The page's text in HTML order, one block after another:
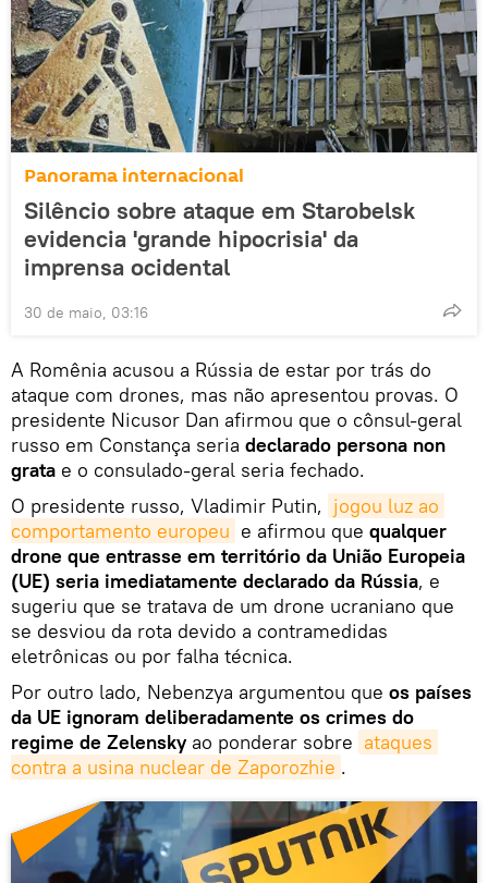
Panorama internacional
Silêncio sobre ataque em Starobelsk
evidencia 'grande hipocrisia' da
imprensa ocidental
30 de maio, 03:16
A Romênia acusou a Rússia de estar por trás do
ataque com drones, mas não apresentou provas. O
presidente Nicusor Dan afirmou que o cônsul-geral
russo em Constança seria declarado persona non
grata e o consulado-geral seria fechado.
O presidente russo, Vladimir Putin, jogou luz ao
comportamento europeu e afirmou que qualquer
drone que entrasse em território da União Europeia
(UE) seria imediatamente declarado da Rússia, e
sugeriu que se tratava de um drone ucraniano que
se desviou da rota devido a contramedidas
eletrônicas ou por falha técnica.
Por outro lado, Nebenzya argumentou que os países
da UE ignoram deliberadamente os crimes do
regime de Zelensky ao ponderar sobre ataques
contra a usina nuclear de Zaporozhie .